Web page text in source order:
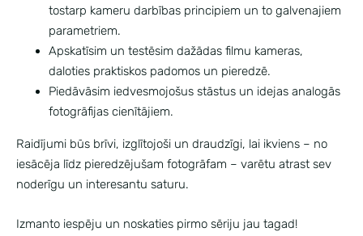
tostarp kameru darbības principiem un to galvenajiem
parametriem.
Apskatīsim un testēsim dažādas filmu kameras,
daloties praktiskos padomos un pieredzē.
Piedāvāsim iedvesmojošus stāstus un idejas analogās
fotogrāfijas cienītājiem.
Raidījumi būs brīvi, izglītojoši un draudzīgi, lai ikviens – no
iesācēja līdz pieredzējušam fotogrāfam – varētu atrast sev
noderīgu un interesantu saturu.
Izmanto iespēju un noskaties pirmo sēriju jau tagad!